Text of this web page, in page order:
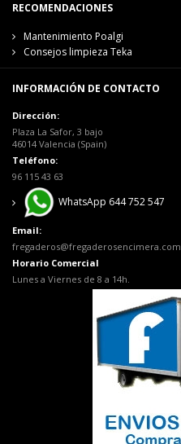
RECOMENDACIONES
Mantenimiento Poalgi
Consejos limpieza Teka
INFORMACIÓN DE CONTACTO
Dirección:
Plaza La Safor, 3 bajo
46014 Valencia (Spain)
Teléfono:
96 115 43 63
WhatsApp 644 752 547
Email:
fregaderos@fregaderosencimera.com
Horario Comercial
Lunes a Viernes de 8 a 14h.